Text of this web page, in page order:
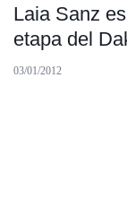
Laia Sanz
etapa del
03/01/2012